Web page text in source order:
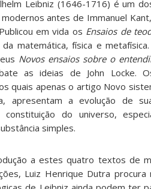
Leibniz (1646-1716) é um
antes de Immanuel
em vida os Ensaios de
da matemática, física e
Novos ensaios sobre o
as ideias de John Locke.
quais apenas o artigo Novo
apresentam a evolução de
do universo,
simples.
a estes quatro textos de
Luiz Henrique Dutra